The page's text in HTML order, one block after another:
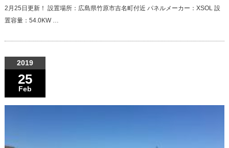
2月25日更新！ 設置場所：広島県竹原市吉名町付近 パネルメーカー：XSOL 設
置容量：54.0KW …
2019
25
Feb